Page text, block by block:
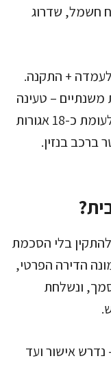
חשמל, שדרוג
שקלים לעמדה + התקנה.
– טעינה
ביתית עולה כ-10 אגורות לקילומטר, לעומת כ-18 אגורות
בלי הסכמת
הדירה הפרטי,
ונשלחת
נדרש אישור ועד